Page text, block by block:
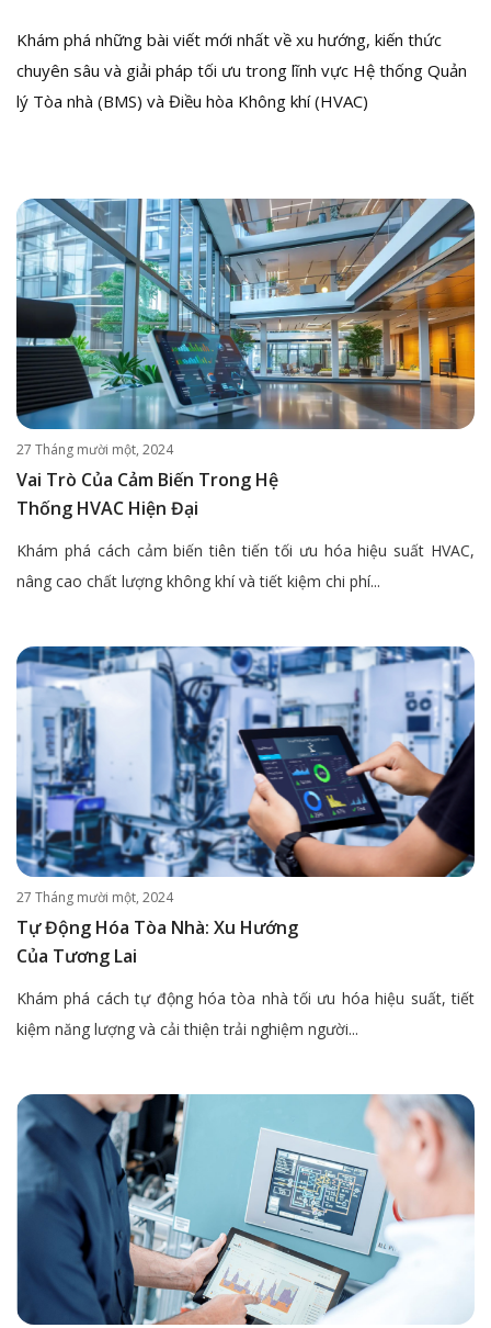
Khám phá những bài viết mới nhất về xu hướng, kiến thức
chuyên sâu và giải pháp tối ưu trong lĩnh vực Hệ thống Quản
lý Tòa nhà (BMS) và Điều hòa Không khí (HVAC)
27 Tháng mười một, 2024
Vai Trò Của Cảm Biến Trong Hệ
Thống HVAC Hiện Đại
Khám phá cách cảm biến tiên tiến tối ưu hóa hiệu suất HVAC,
nâng cao chất lượng không khí và tiết kiệm chi phí...
27 Tháng mười một, 2024
Tự Động Hóa Tòa Nhà: Xu Hướng
Của Tương Lai
Khám phá cách tự động hóa tòa nhà tối ưu hóa hiệu suất, tiết
kiệm năng lượng và cải thiện trải nghiệm người...